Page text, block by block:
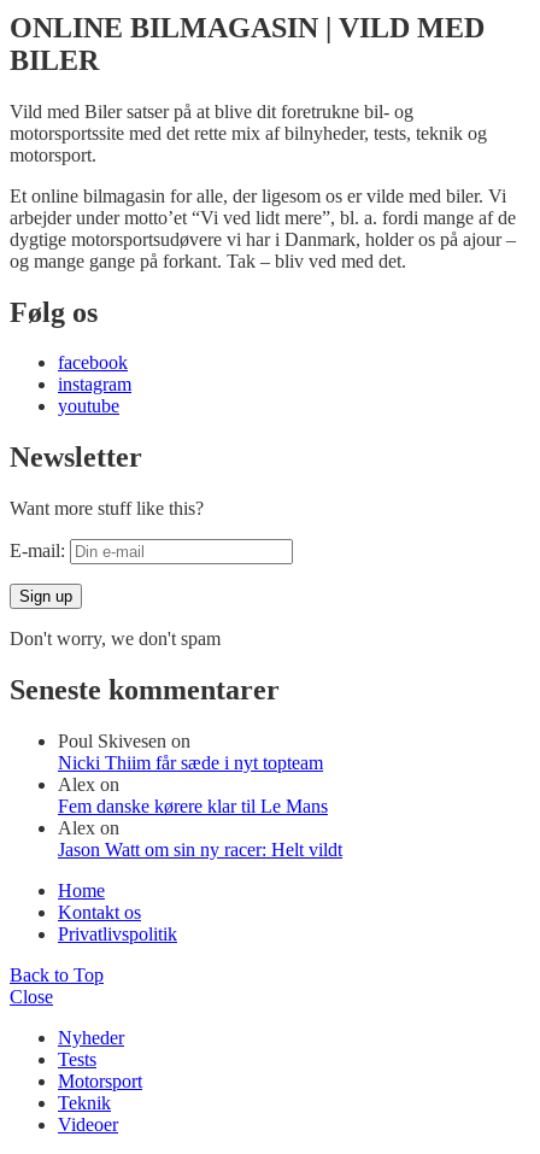
ONLINE BILMAGASIN | VILD MED
BILER
Vild med Biler satser på at blive dit foretrukne bil- og
motorsportssite med det rette mix af bilnyheder, tests, teknik og
motorsport.
Et online bilmagasin for alle, der ligesom os er vilde med biler. Vi
arbejder under motto’et “Vi ved lidt mere”, bl. a. fordi mange af de
dygtige motorsportsudøvere vi har i Danmark, holder os på ajour –
og mange gange på forkant. Tak – bliv ved med det.
Følg os
facebook
instagram
youtube
Newsletter
Want more stuff like this?
E-mail:
Don't worry, we don't spam
Seneste kommentarer
Poul Skivesen on
Nicki Thiim får sæde i nyt topteam
Alex on
Fem danske kørere klar til Le Mans
Alex on
Jason Watt om sin ny racer: Helt vildt
Home
Kontakt os
Privatlivspolitik
Back to Top
Close
Nyheder
Tests
Motorsport
Teknik
Videoer